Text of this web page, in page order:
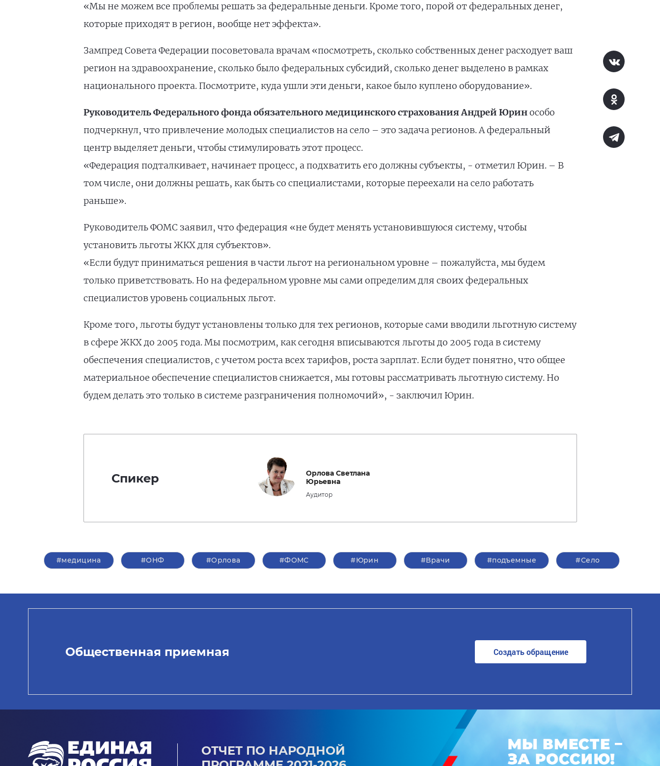
«Мы не можем все проблемы решать за федеральные деньги. Кроме того, порой от федеральных денег,
которые приходят в регион, вообще нет эффекта».
Зампред Совета Федерации посоветовала врачам «посмотреть, сколько собственных денег расходует ваш
регион на здравоохранение, сколько было федеральных субсидий, сколько денег выделено в рамках
национального проекта. Посмотрите, куда ушли эти деньги, какое было куплено оборудование».
Руководитель Федерального фонда обязательного медицинского страхования Андрей Юринособо
подчеркнул, что привлечение молодых специалистов на село – это задача регионов. А федеральный
центр выделяет деньги, чтобы стимулировать этот процесс.
«Федерация подталкивает, начинает процесс, а подхватить его должны субъекты, - отметил Юрин. – В
том числе, они должны решать, как быть со специалистами, которые переехали на село работать
раньше».
Руководитель ФОМС заявил, что федерация «не будет менять установившуюся систему, чтобы
установить льготы ЖКХ для субъектов».
«Если будут приниматься решения в части льгот на региональном уровне – пожалуйста, мы будем
только приветствовать. Но на федеральном уровне мы сами определим для своих федеральных
специалистов уровень социальных льгот.
Кроме того, льготы будут установлены только для тех регионов, которые сами вводили льготную систему
в сфере ЖКХ до 2005 года. Мы посмотрим, как сегодня вписываются льготы до 2005 года в систему
обеспечения специалистов, с учетом роста всех тарифов, роста зарплат. Если будет понятно, что общее
материальное обеспечение специалистов снижается, мы готовы рассматривать льготную систему. Но
будем делать это только в системе разграничения полномочий», - заключил Юрин.
Спикер
Орлова Светлана
Юрьевна
Аудитор
#медицина #ОНФ #Орлова #ФОМС #Юрин #Врачи #подъемные #Село
Общественная приемная Создать обращение
ОТЧЕТ ПО НАРОДНОЙ